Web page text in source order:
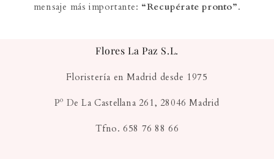
mensaje más importante: “Recupérate pronto”.
Flores La Paz S.L.
Floristería en Madrid desde 1975
Pº De La Castellana 261, 28046 Madrid
Tfno. 658 76 88 66